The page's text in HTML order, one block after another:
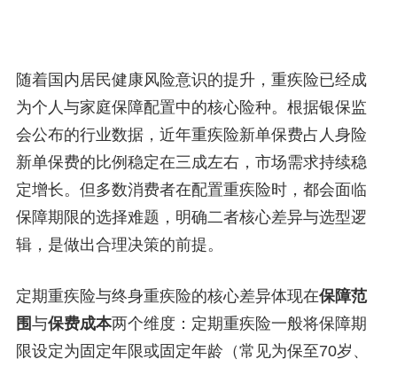
随着国内居民健康风险意识的提升，重疾险已经成
为个人与家庭保障配置中的核心险种。根据银保监
会公布的行业数据，近年重疾险新单保费占人身险
新单保费的比例稳定在三成左右，市场需求持续稳
定增长。但多数消费者在配置重疾险时，都会面临
保障期限的选择难题，明确二者核心差异与选型逻
辑，是做出合理决策的前提。
定期重疾险与终身重疾险的核心差异体现在保障范
围与保费成本两个维度：定期重疾险一般将保障期
限设定为固定年限或固定年龄（常见为保至70岁、